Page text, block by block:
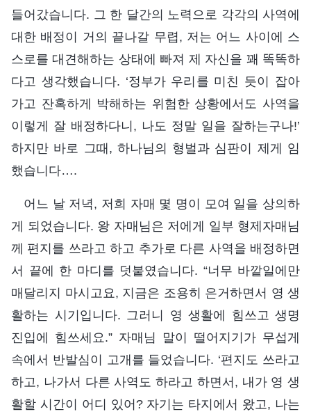
들어갔습니다. 그 한 달간의 노력으로 각각의 사역에
대한 배정이 거의 끝나갈 무렵, 저는 어느 사이에 스
스로를 대견해하는 상태에 빠져 제 자신을 꽤 똑똑하
다고 생각했습니다. ‘정부가 우리를 미친 듯이 잡아
가고 잔혹하게 박해하는 위험한 상황에서도 사역을
이렇게 잘 배정하다니, 나도 정말 일을 잘하는구나!’
하지만 바로 그때, 하나님의 형벌과 심판이 제게 임
했습니다….
어느 날 저녁, 저희 자매 몇 명이 모여 일을 상의하
게 되었습니다. 왕 자매님은 저에게 일부 형제자매님
께 편지를 쓰라고 하고 추가로 다른 사역을 배정하면
서 끝에 한 마디를 덧붙였습니다. “너무 바깥일에만
매달리지 마시고요, 지금은 조용히 은거하면서 영 생
활하는 시기입니다. 그러니 영 생활에 힘쓰고 생명
진입에 힘쓰세요.” 자매님 말이 떨어지기가 무섭게
속에서 반발심이 고개를 들었습니다. ‘편지도 쓰라고
하고, 나가서 다른 사역도 하라고 하면서, 내가 영 생
활할 시간이 어디 있어? 자기는 타지에서 왔고, 나는